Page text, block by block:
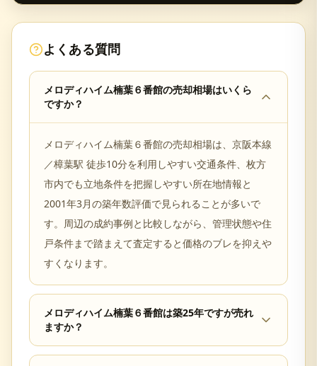
よくある質問
メロディハイム楠葉６番館の売却相場はいくら
ですか？
メロディハイム楠葉６番館の売却相場は、京阪本線
／樟葉駅 徒歩10分を利用しやすい交通条件、枚方
市内でも立地条件を把握しやすい所在地情報と
2001年3月の築年数評価で見られることが多いで
す。周辺の成約事例と比較しながら、管理状態や住
戸条件まで踏まえて査定すると価格のブレを抑えや
すくなります。
メロディハイム楠葉６番館は築25年ですが売れ
ますか？